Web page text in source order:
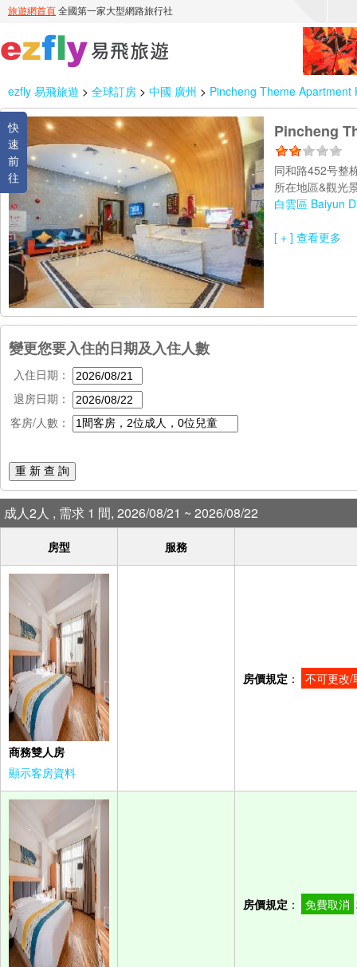
ezfly 易飛旅遊 > 全球訂房 > 中國 廣州 > Pincheng Theme Apartment
快
速
前
往
Pincheng
同和路452号
所在地區&觀光
白雲區 Baiyun
[ + ] 查看更多
變更您要入住的日期及入住人數
入住日期：
退房日期：
客房/人數：
重 新 查 詢
成人2人 , 需求 1 間, 2026/08/21 ~ 2026/08/22
房型 服務
商務雙人房
顯示客房資料
房價規定 ： 不可更改/
房價規定 ： 免費取消